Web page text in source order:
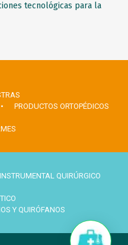
tecnológicas para la
• PRODUCTOS ORTOPÉDICOS
QUIRÚRGICO
Y QUIRÓFANOS